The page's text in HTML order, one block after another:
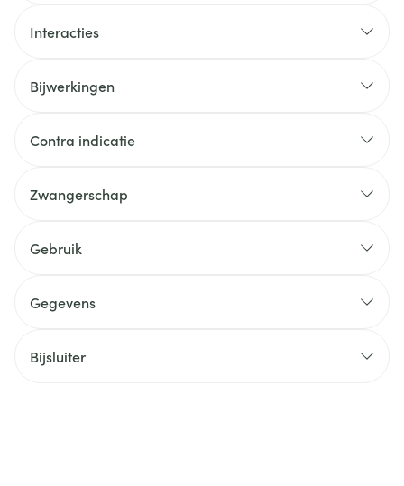
Interacties
Bijwerkingen
Contra indicatie
Zwangerschap
Gebruik
Gegevens
Bijsluiter